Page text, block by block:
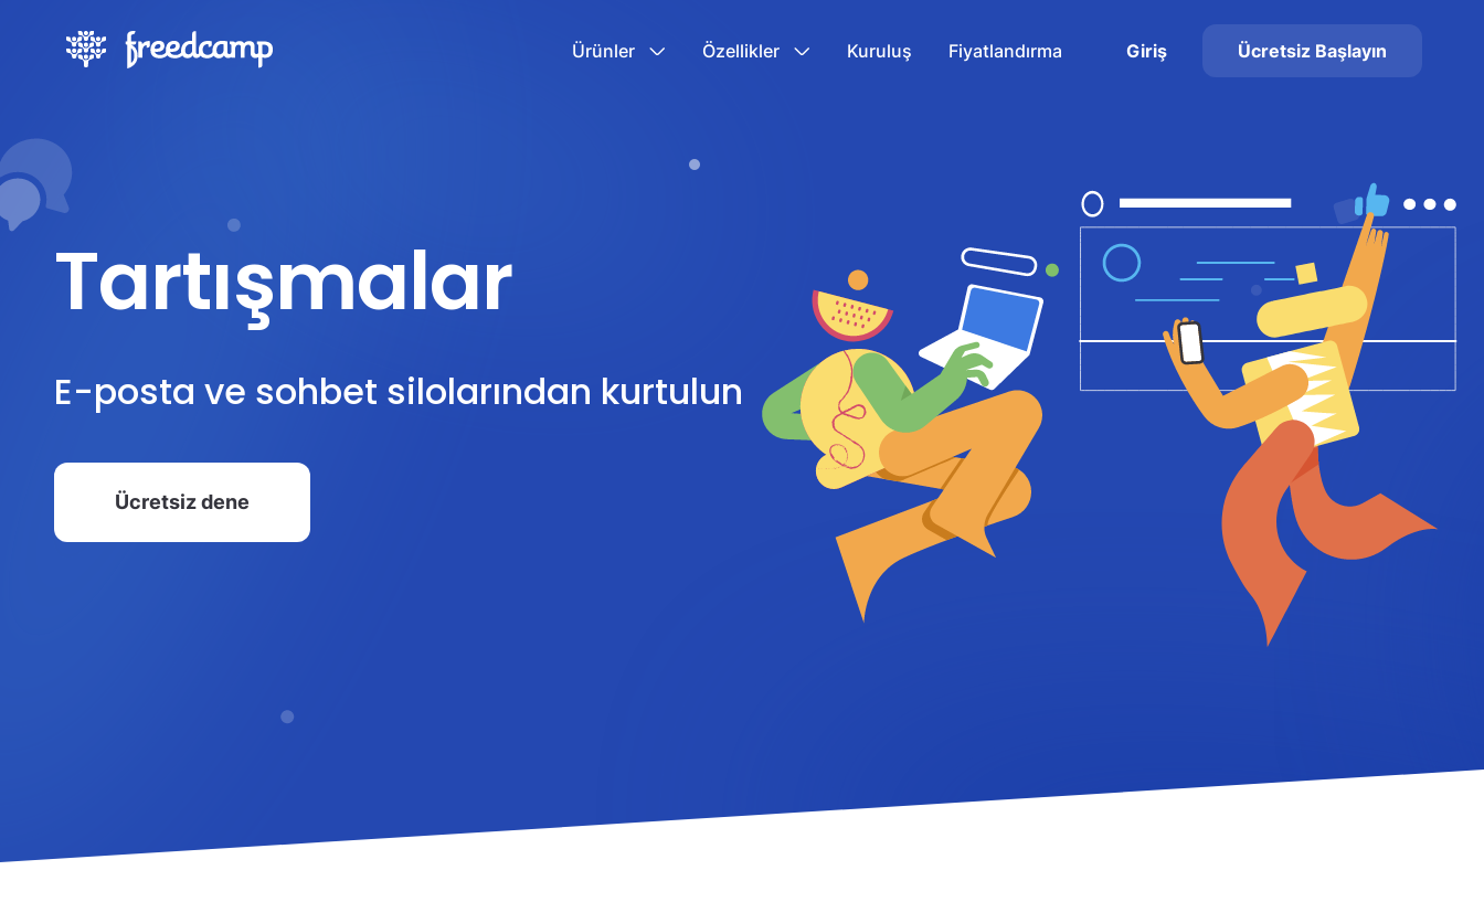
Ürünler Özellikler Kuruluş Fiyatlandırma Giriş Ücretsiz Başlayın
Tartışmalar
E-posta ve sohbet silolarından kurtulun
Ücretsiz dene